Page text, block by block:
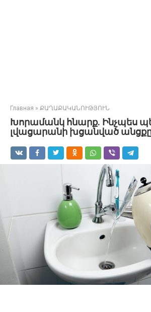
Главная » ՔԱՂԱՔԱԿԱՆՈՒԹՅՈՒՆ
Խորամանկ հնարք. Ինչպես
լվացարանի խցանված անցքը